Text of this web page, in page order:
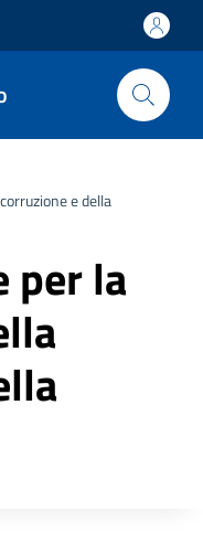
e della
per la